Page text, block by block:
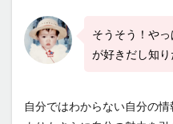
そうそう！や
が好きだし知
自分ではわからない自分の